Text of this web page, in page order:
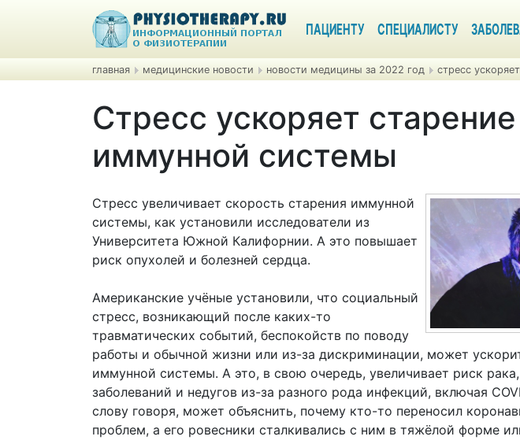
ПАЦИЕНТУ СПЕЦИАЛИСТУ
главная медицинские новости новости медицины за 2022 год стресс
Стресс ускоряет старение
иммунной системы
Стресс увеличивает скорость старения иммунной
системы, как установили исследователи из
Университета Южной Калифорнии. А это повышает
риск опухолей и болезней сердца.
Американские учёные установили, что социальный
стресс, возникающий после каких-то
травматических событий, беспокойств по поводу
работы и обычной жизни или из-за дискриминации, может
иммунной системы. А это, в свою очередь, увеличивает риск
заболеваний и недугов из-за разного рода инфекций, включая
слову говоря, может объяснить, почему кто-то переносил
проблем, а его ровесники сталкивались с ним в тяжёлой форме